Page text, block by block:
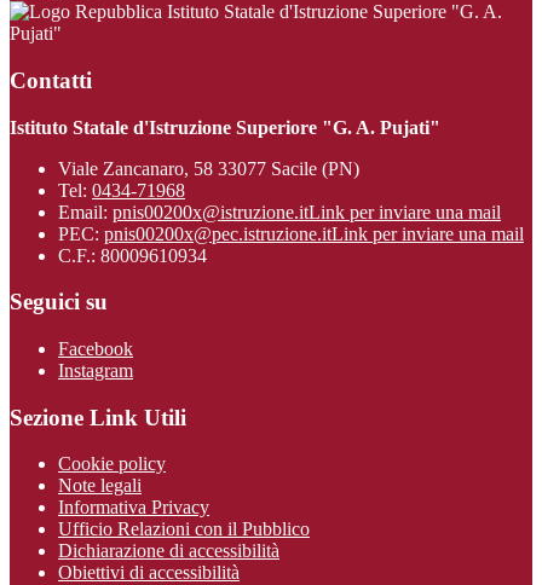
Istituto Statale d'Istruzione Superiore "G. A.
Pujati"
Contatti
Istituto Statale d'Istruzione Superiore "G. A. Pujati"
Viale Zancanaro, 58 33077 Sacile (PN)
Tel: 0434-71968
Email: pnis00200x@istruzione.itLink per inviare una mail
PEC: pnis00200x@pec.istruzione.itLink per inviare una mail
C.F.: 80009610934
Seguici su
Facebook
Instagram
Sezione Link Utili
Cookie policy
Note legali
Informativa Privacy
Ufficio Relazioni con il Pubblico
Dichiarazione di accessibilità
Obiettivi di accessibilità